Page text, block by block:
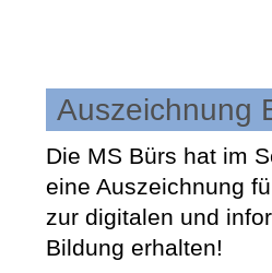
Auszeichnung
Die MS Bürs hat im
eine Auszeichnung
zur digitalen und
Bildung erhalten!